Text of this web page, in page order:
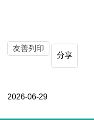
友善列印
分享
2026-06-29